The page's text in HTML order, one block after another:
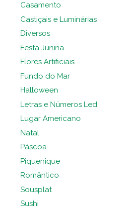
Casamento
Castiçais e Luminárias
Diversos
Festa Junina
Flores Artificiais
Fundo do Mar
Halloween
Letras e Números Led
Lugar Americano
Natal
Páscoa
Piquenique
Romântico
Sousplat
Sushi